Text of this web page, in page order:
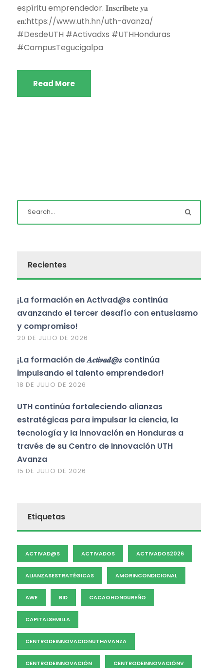
espíritu emprendedor. 𝐈𝐧𝐬𝐜𝐫𝐢́𝐛𝐞𝐭𝐞 𝐲𝐚
𝐞𝐧:https://www.uth.hn/uth-avanza/
#DesdeUTH #Activadxs #UTHHonduras
#CampusTegucigalpa
Read More
Recientes
¡La formación en Activad@s continúa
avanzando el tercer desafío con entusiasmo
y compromiso!
20 DE JULIO DE 2026
¡La formación de 𝑨𝒄𝒕𝒊𝒗𝒂𝒅@𝒔 continúa
impulsando el talento emprendedor!
18 DE JULIO DE 2026
UTH continúa fortaleciendo alianzas
estratégicas para impulsar la ciencia, la
tecnología y la innovación en Honduras a
través de su Centro de Innovación UTH
Avanza
15 DE JULIO DE 2026
Etiquetas
ACTIVAD@S ACTIVADOS ACTIVADOS2026
ALIANZASESTRATÉGICAS AMORINCONDICIONAL
AWE BID CACAOHONDUREÑO
CAPITALSEMILLA
CENTRODEINNOVACIONUTHAVANZA
CENTRODEINNOVACIÓN CENTRODEINNOVACIÓNV